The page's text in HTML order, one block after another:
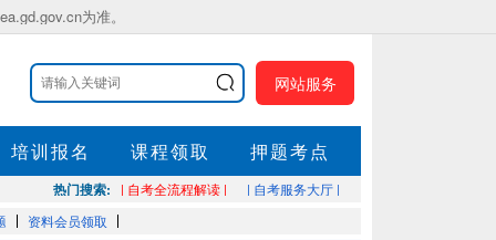
为准。
网站服务
培训报名 课程领取 押题考点
热门搜索: | 自考全流程解读 |
| 自考服务大厅 |
资料会员领取